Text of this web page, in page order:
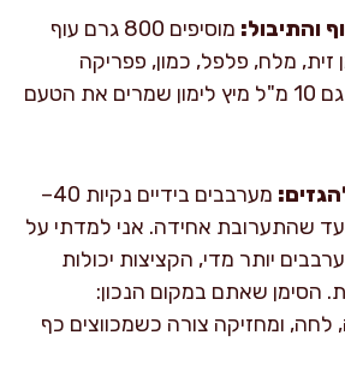
והתיבול:
מוסיפים 800 גרם עוף
שמן זית, מלח, פלפל, כמון, פפריקה
וכורכום. מוסיפים גם 10 מ"ל מיץ לימון שמרים את הטעם
מערבבים בידיים נקיות 40–
עד שהתערובת אחידה. אני למדתי על
יותר מדי, הקציצות יכולות
הסימן שאתם במקום הנכון:
ומחזיקה צורה כשמכווצים כף